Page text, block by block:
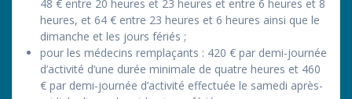
48 € entre 20 heures et 23 heures et entre 6 heures et 8
heures, et 64 € entre 23 heures et 6 heures ainsi que le
dimanche et les jours fériés ;
pour les médecins remplaçants : 420 € par demi-journée
d’activité d’une durée minimale de quatre heures et 460
€ par demi-journée d’activité effectuée le samedi après-